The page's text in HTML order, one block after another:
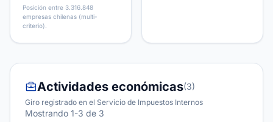
Posición entre 3.316.848
empresas chilenas (multi-
criterio).
Actividades económicas(3)
Giro registrado en el Servicio de Impuestos Internos
Mostrando 1-3 de 3